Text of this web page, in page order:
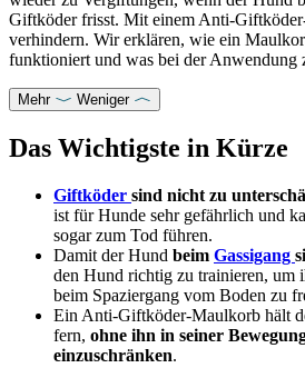
Giftköder frisst. Mit einem Anti-
verhindern. Wir erklären, wie ein
funktioniert und was bei der Anwendung
Mehr Weniger
Das Wichtigste in Kürze
Giftköder sind nicht zu
ist für Hunde sehr gefährlich und
sogar zum Tod führen.
Damit der Hund beim Gassigang
den Hund richtig zu trainieren, um
beim Spaziergang vom Boden zu
Ein Anti-Giftköder-Maulkorb hält
fern, ohne ihn in seiner
einzuschränken.